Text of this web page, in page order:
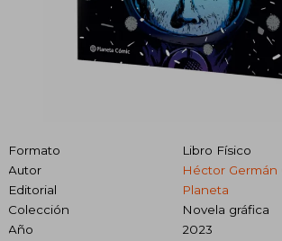
Formato
Libro Físico
Autor
Héctor Germán
Editorial
Planeta
Colección
Novela gráfica
Año
2023